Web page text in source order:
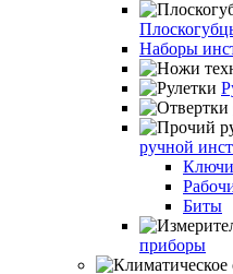
Наборы
ручной
Биты
приборы